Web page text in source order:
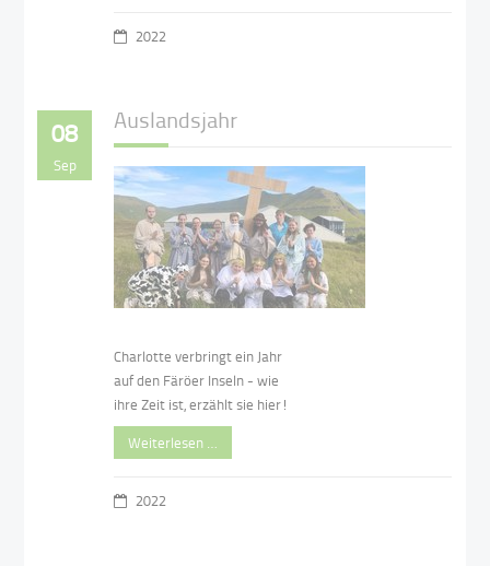
2022
08
Sep
Auslandsjahr
Charlotte verbringt ein Jahr
auf den Färöer Inseln - wie
ihre Zeit ist, erzählt sie hier!
Weiterlesen …
2022